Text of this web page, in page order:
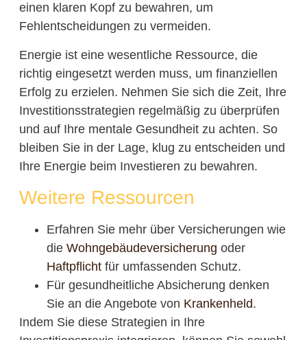
einen klaren Kopf zu bewahren, um
Fehlentscheidungen zu vermeiden.
Energie ist eine wesentliche Ressource, die
richtig eingesetzt werden muss, um finanziellen
Erfolg zu erzielen. Nehmen Sie sich die Zeit, Ihre
Investitionsstrategien regelmäßig zu überprüfen
und auf Ihre mentale Gesundheit zu achten. So
bleiben Sie in der Lage, klug zu entscheiden und
Ihre Energie beim Investieren zu bewahren.
Weitere Ressourcen
Erfahren Sie mehr über Versicherungen wie
die Wohngebäudeversicherung oder
Haftpflichtfür umfassenden Schutz.
Für gesundheitliche Absicherung denken
Sie an die Angebote von Krankenheld.
Indem Sie diese Strategien in Ihre